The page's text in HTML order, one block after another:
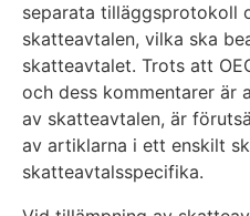
separata tilläggsprotokoll
skatteavtalen, vilka ska
skatteavtalet. Trots att
och dess kommentarer är
av skatteavtalen, är
av artiklarna i ett enskilt
skatteavtalsspecifika.